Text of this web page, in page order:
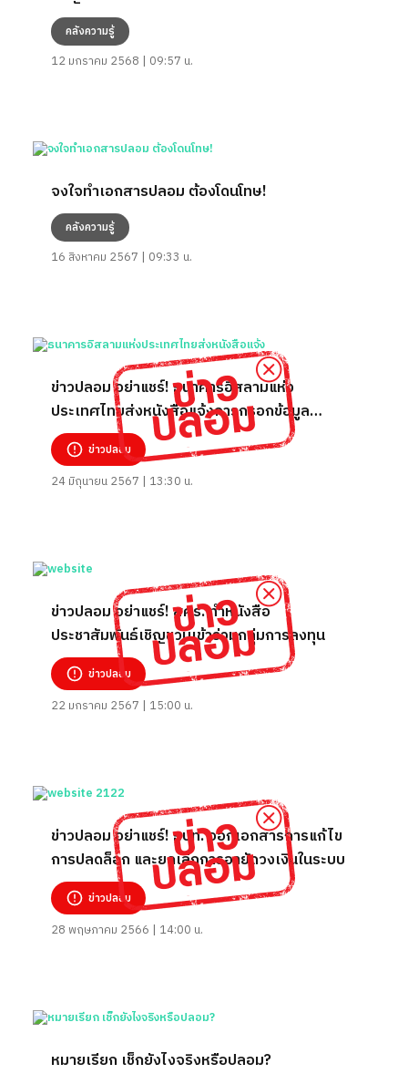
คลังความรู้
12 มกราคม 2568 | 09:57 น.
จงใจทำเอกสารปลอม ต้องโดนโทษ!
คลังความรู้
16 สิงหาคม 2567 | 09:33 น.
ข่าวปลอม อย่าแชร์! ธนาคารอิสลามแห่ง
ประเทศไทยส่งหนังสือแจ้งการกรอกข้อมูล
เอกสารและบัญชีธนาคารผิด
ข่าวปลอม
24 มิถุนายน 2567 | 13:30 น.
ข่าวปลอม อย่าแชร์! สคร. ทำหนังสือ
ประชาสัมพันธ์เชิญชวนเข้าร่วมกลุ่มการลงทุน
ข่าวปลอม
22 มกราคม 2567 | 15:00 น.
ข่าวปลอม อย่าแชร์! ธปท. ออกเอกสารการแก้ไข
การปลดล็อก และยกเลิกการอายัดวงเงินในระบบ
ข่าวปลอม
28 พฤษภาคม 2566 | 14:00 น.
หมายเรียก เช็กยังไงจริงหรือปลอม?